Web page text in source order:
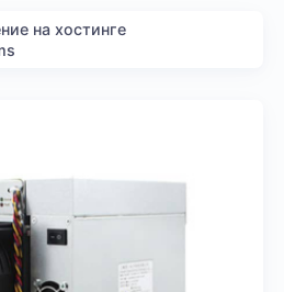
на хостинге